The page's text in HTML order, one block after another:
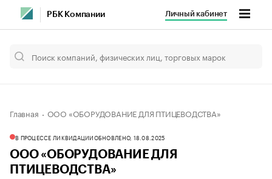
РБК Компании Личный кабинет
Главная ООО «ОБОРУДОВАНИЕ ДЛЯ ПТИЦЕВОДСТВА»
В ПРОЦЕССЕ ЛИКВИДАЦИИОБНОВЛЕНО, 18.08.2025
ООО «ОБОРУДОВАНИЕ ДЛЯ
ПТИЦЕВОДСТВА»